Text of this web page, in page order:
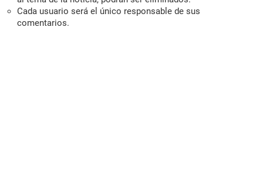
Cada usuario será el único responsable de sus
comentarios.